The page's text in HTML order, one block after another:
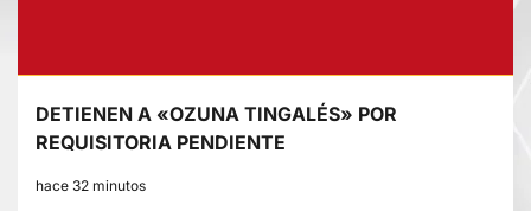
DETIENEN A «OZUNA TINGALÉS» POR
REQUISITORIA PENDIENTE
hace 32 minutos